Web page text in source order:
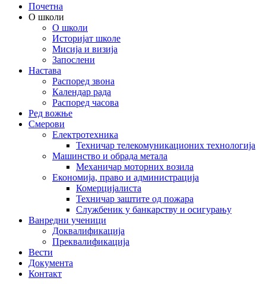
Почетна
О школи
О школи
Историјат школе
Мисија и визија
Запослени
Настава
Распоред звона
Календар рада
Распоред часова
Ред вожње
Смерови
Електротехника
Техничар телекомуникационих технологија
Машинство и обрада метала
Механичар моторних возила
Економија, право и администрација
Комерцијалиста
Техничар заштите од пожара
Службеник у банкарству и осигурању
Ванредни ученици
Доквалификација
Преквалификација
Вести
Документа
Контакт